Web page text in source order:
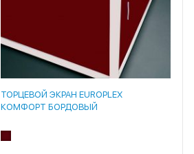
ТОРЦЕВОЙ ЭКРАН EUROPLEX
КОМФОРТ БОРДОВЫЙ